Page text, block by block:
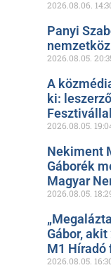
2026.08.06.
Panyi
2026.08.05.
A
ki:
2026.08.05.
Nekiment
Gáborék
Magyar
2026.08.05.
Gábor,
M1 Híradó
2026.08.05.